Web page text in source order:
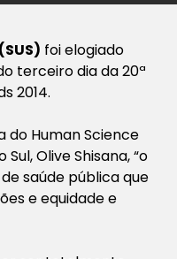
foi elogiado
terceiro dia da 20ª
2014.
do Human Science
Olive Shisana, “o
saúde pública que
e equidade e